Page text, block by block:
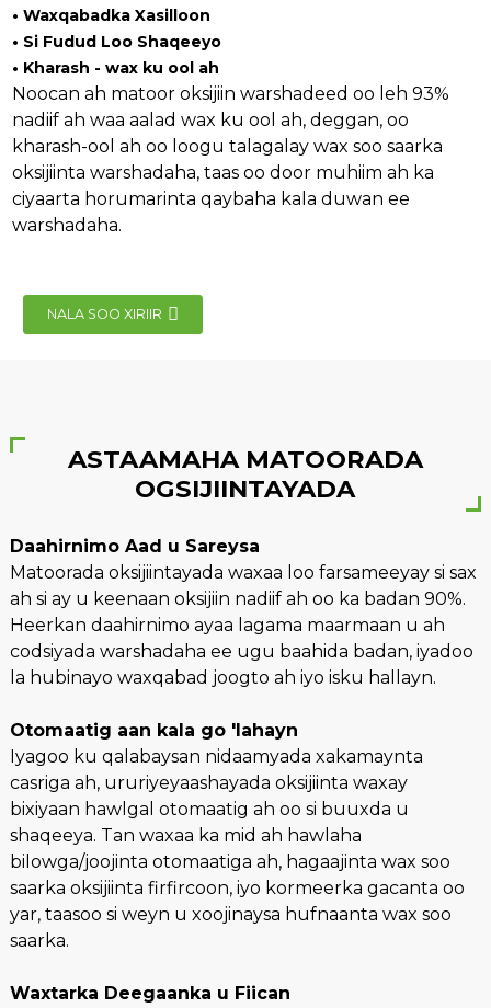
• Waxqabadka Xasilloon
• Si Fudud Loo Shaqeeyo
• Kharash - wax ku ool ah
Noocan ah matoor oksijiin warshadeed oo leh 93%
nadiif ah waa aalad wax ku ool ah, deggan, oo
kharash-ool ah oo loogu talagalay wax soo saarka
oksijiinta warshadaha, taas oo door muhiim ah ka
ciyaarta horumarinta qaybaha kala duwan ee
warshadaha.
NALA SOO XIRIIR
ASTAAMAHA MATOORADA
OGSIJIINTAYADA
Daahirnimo Aad u Sareysa
Matoorada oksijiintayada waxaa loo farsameeyay si sax
ah si ay u keenaan oksijiin nadiif ah oo ka badan 90%.
Heerkan daahirnimo ayaa lagama maarmaan u ah
codsiyada warshadaha ee ugu baahida badan, iyadoo
la hubinayo waxqabad joogto ah iyo isku hallayn.
Otomaatig aan kala go 'lahayn
Iyagoo ku qalabaysan nidaamyada xakamaynta
casriga ah, ururiyeyaashayada oksijiinta waxay
bixiyaan hawlgal otomaatig ah oo si buuxda u
shaqeeya. Tan waxaa ka mid ah hawlaha
bilowga/joojinta otomaatiga ah, hagaajinta wax soo
saarka oksijiinta firfircoon, iyo kormeerka gacanta oo
yar, taasoo si weyn u xoojinaysa hufnaanta wax soo
saarka.
Waxtarka Deegaanka u Fiican